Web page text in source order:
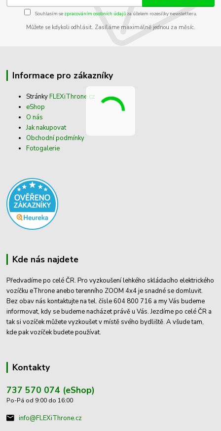
Souhlasím se zpracováním osobních údajůza účelem rozesílky newsletteru.
Můžete se kdykoli odhlásit. Zasíláme maximálně jednou za měsíc.
Informace pro zákazníky
StránkyFLEXiThrone.cz
eShop
O nás
Jak nakupovat
Obchodní podmínky
Fotogalerie
Kde nás najdete
Předvadíme po celé ČR. Pro vyzkoušení lehkého skládacího elektrického
vozíčku eThrone anebo terenního ZOOM 4x4 je snadné se domluvit.
Bez obav nás kontaktujte na tel. čísle 604 800 716 a my Vás budeme
informovat, kdy se budeme nacházet právě u Vás. Jezdíme po celé ČR a
tak si vozíček můžete vyzkoušet v místě svého bydliště. A všude tam,
kde pak vozíček budete používat.
Kontakty
737 570 074 (eShop)
Po-Pá od 9:00 do 16:00
info@FLEXiThrone.cz